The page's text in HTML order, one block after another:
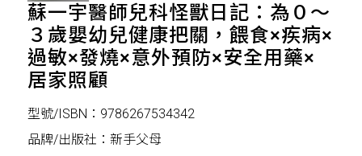
蘇一宇醫師兒科怪獸日記：為０～
３歲嬰幼兒健康把關，餵食×疾病×
過敏×發燒×意外預防×安全用藥×
居家照顧
型號/ISBN：9786267534342
品牌/出版社：新手父母